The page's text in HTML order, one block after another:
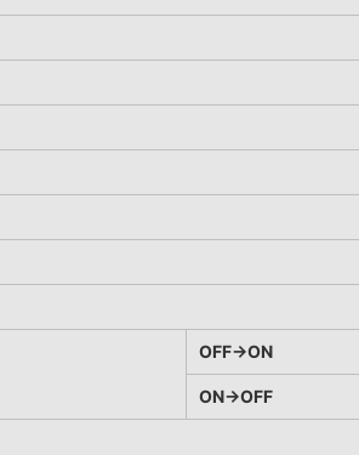
OFF→ON
ON→OFF